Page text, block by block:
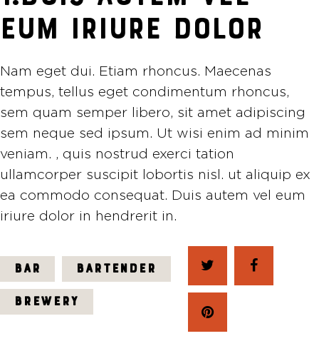
EUM IRIURE DOLOR
Nam eget dui. Etiam rhoncus. Maecenas
tempus, tellus eget condimentum rhoncus,
sem quam semper libero, sit amet adipiscing
sem neque sed ipsum. Ut wisi enim ad minim
veniam. , quis nostrud exerci tation
ullamcorper suscipit lobortis nisl. ut aliquip ex
ea commodo consequat. Duis autem vel eum
iriure dolor in hendrerit in.
BAR BARTENDER
BREWERY